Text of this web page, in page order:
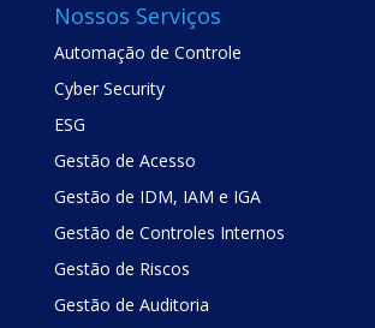
Nossos Serviços
Automação de Controle
Cyber Security
ESG
Gestão de Acesso
Gestão de IDM, IAM e IGA
Gestão de Controles Internos
Gestão de Riscos
Gestão de Auditoria